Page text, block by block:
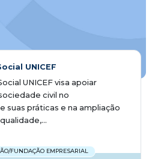
UNICEF
UNICEF visa apoiar
civil no
suas práticas e na ampliação
FUNDAÇÃO EMPRESARIAL